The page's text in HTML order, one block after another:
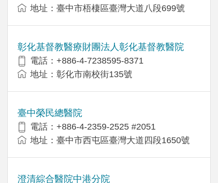
地址：臺中市梧棲區臺灣大道八段699號
彰化基督教醫療財團法人彰化基督教醫院
電話：+886-4-7238595-8371
地址：彰化市南校街135號
臺中榮民總醫院
電話：+886-4-2359-2525 #2051
地址：臺中市西屯區臺灣大道四段1650號
澄清綜合醫院中港分院